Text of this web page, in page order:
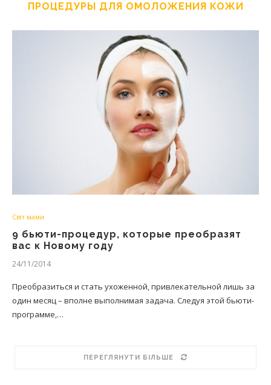
ПРОЦЕДУРЫ ДЛЯ ОМОЛОЖЕНИЯ КОЖИ
Світ мами
9 бьюти-процедур, которые преобразят
вас к Новому году
24/11/2014
Преобразиться и стать ухоженной, привлекательной лишь за
один месяц – вполне выполнимая задача. Следуя этой бьюти-
программе,…
ПЕРЕГЛЯНУТИ БІЛЬШЕ